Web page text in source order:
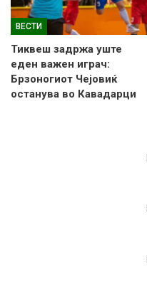
ВЕСТИ
Тиквеш задржа уште
еден важен играч:
Брзоногиот Чејовиќ
останува во Кавадарци